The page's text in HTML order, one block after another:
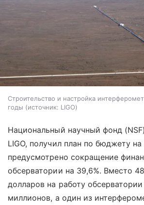
Строительство и настройка
годы
источник: LIGO
Национальный научный фонд
LIGO, получил план по бюджету
предусмотрено сокращение
обсерватории на 39,6%. Вместо
долларов на работу
миллионов, а один из